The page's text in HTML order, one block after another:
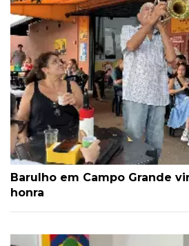
Barulho em Campo Grande
honra